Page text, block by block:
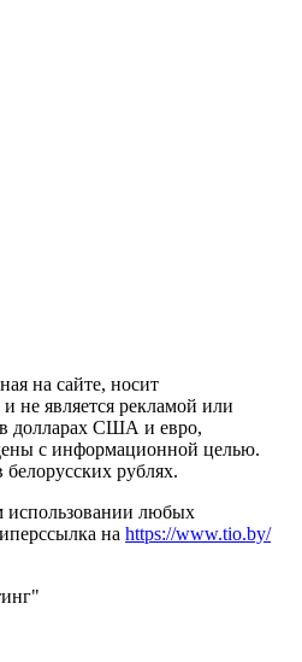
на сайте, носит
не является рекламой или
долларах США и евро,
с информационной целью.
белорусских рублях.
любых
на https://www.tio.by/